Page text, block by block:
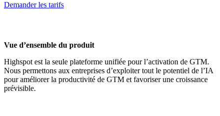
Demander les tarifs
Vue d’ensemble du produit
Highspot est la seule plateforme unifiée pour l’activation de GTM.
Nous permettons aux entreprises d’exploiter tout le potentiel de l’IA
pour améliorer la productivité de GTM et favoriser une croissance
prévisible.